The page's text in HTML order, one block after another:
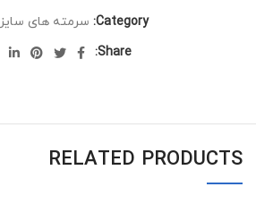
Category: سرمته های سایز 2 اینچ
Share:
RELATED PRODUCTS